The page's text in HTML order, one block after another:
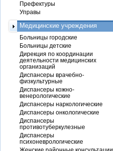
Префектуры
Управы
Медицинские учреждения
Больницы городские
Больницы детские
Дирекция по координации
деятельности медицинских
организаций
Диспансеры врачебно-
физкультурные
Диспансеры кожно-
венерологические
Диспансеры наркологические
Диспансеры онкологические
Диспансеры
противотуберкулезные
Диспансеры
психоневрологические